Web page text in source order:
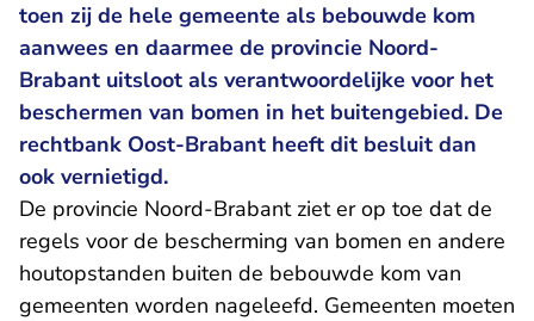
toen zij de hele gemeente als bebouwde kom
aanwees en daarmee de provincie Noord-
Brabant uitsloot als verantwoordelijke voor het
beschermen van bomen in het buitengebied. De
rechtbank Oost-Brabant heeft dit besluit dan
ook vernietigd.
De provincie Noord-Brabant ziet er op toe dat de
regels voor de bescherming van bomen en andere
houtopstanden buiten de bebouwde kom van
gemeenten worden nageleefd. Gemeenten moeten